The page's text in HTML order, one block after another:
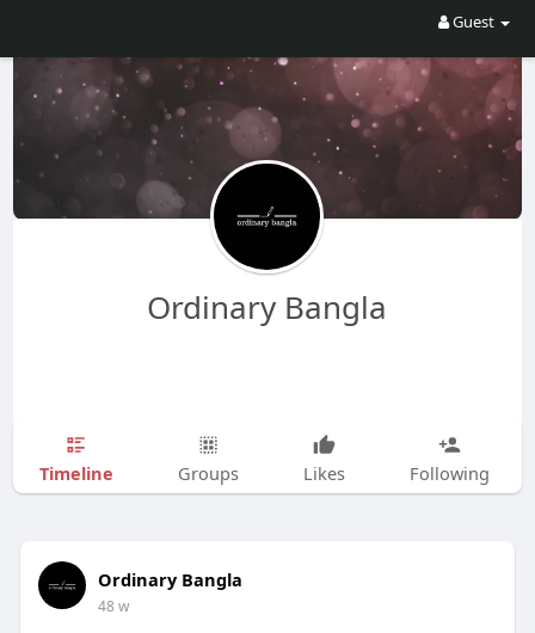
Guest
Ordinary Bangla
Timeline Groups Likes Following
Ordinary Bangla
48 w